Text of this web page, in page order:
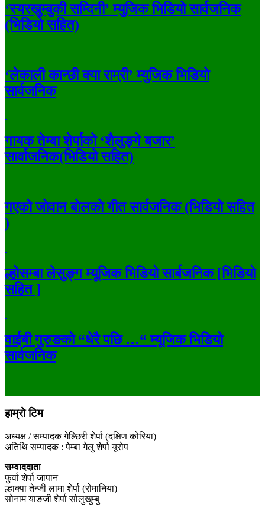
‘स्यरखुम्बुकी सम्दिनी’ म्युजिक भिडियो सार्वजनिक
(भिडियो सहित)
‘लेकाली कान्छी क्या राम्री’ म्युजिक भिडियो
सार्वजनिक
गायक तेम्बा शेर्पाको ‘शैलुङ्गे बजार’
सार्वाजनिक(भिडियो सहित)
गएको जोवान बोलको गीत सार्वजनिक (भिडियो सहित
)
ल्होसम्बा लेसुङ्ग म्यूजिक भिडियो सार्बजनिक [भिडियो
सहित ]
वाईबी गुरुङको “धेरै पछि …“ म्यूजिक भिडियो
सार्वजनिक
हाम्रो टिम
अध्यक्ष / सम्पादक गेल्छिरी शेर्पा (दक्षिण कोरिया)
अतिथि सम्पादक : पेम्बा गेलु शेर्पा यूरोप
सम्वाददाता
फुर्वा शेर्पा जापान
ल्हाक्पा तेन्जी लामा शेर्पा (रोमानिया)
सोनाम याङजी शेर्पा सोलुखुम्बु